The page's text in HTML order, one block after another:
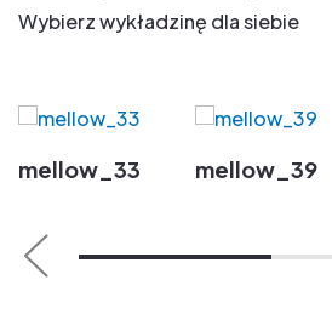
Wybierz wykładzinę dla siebie
mellow_33 mellow_39